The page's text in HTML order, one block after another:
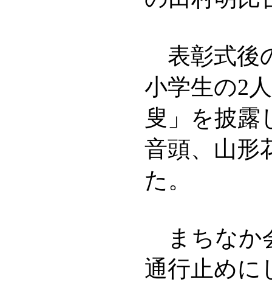
表彰式後
小学生の2
叟」を披露
音頭、山形
た。
まちなか
通行止めに